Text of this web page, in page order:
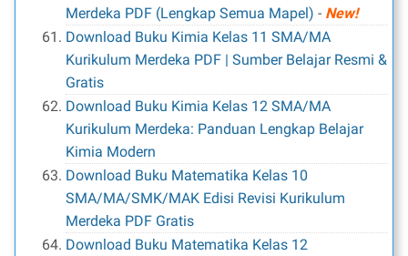
Merdeka PDF (Lengkap Semua Mapel) - New!
Download Buku Kimia Kelas 11 SMA/MA
Kurikulum Merdeka PDF | Sumber Belajar Resmi &
Gratis
Download Buku Kimia Kelas 12 SMA/MA
Kurikulum Merdeka: Panduan Lengkap Belajar
Kimia Modern
Download Buku Matematika Kelas 10
SMA/MA/SMK/MAK Edisi Revisi Kurikulum
Merdeka PDF Gratis
Download Buku Matematika Kelas 12